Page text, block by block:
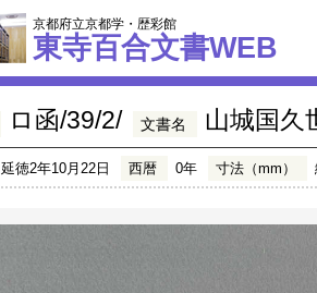
京都府立京都学・歴彩館
東寺百合文書WEB
ロ函/39/2/ 文書名 山城国久
延徳2年10月22日 西暦 0年 寸法（mm）